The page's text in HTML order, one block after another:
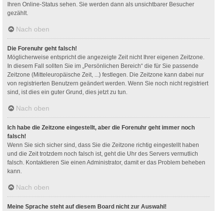
Ihren Online-Status sehen. Sie werden dann als unsichtbarer Besucher
gezählt.
Nach oben
Die Forenuhr geht falsch!
Möglicherweise entspricht die angezeigte Zeit nicht Ihrer eigenen Zeitzone.
In diesem Fall sollten Sie im „Persönlichen Bereich“ die für Sie passende
Zeitzone (Mitteleuropäische Zeit, ...) festlegen. Die Zeitzone kann dabei nur
von registrierten Benutzern geändert werden. Wenn Sie noch nicht registriert
sind, ist dies ein guter Grund, dies jetzt zu tun.
Nach oben
Ich habe die Zeitzone eingestellt, aber die Forenuhr geht immer noch
falsch!
Wenn Sie sich sicher sind, dass Sie die Zeitzone richtig eingestellt haben
und die Zeit trotzdem noch falsch ist, geht die Uhr des Servers vermutlich
falsch. Kontaktieren Sie einen Administrator, damit er das Problem beheben
kann.
Nach oben
Meine Sprache steht auf diesem Board nicht zur Auswahl!